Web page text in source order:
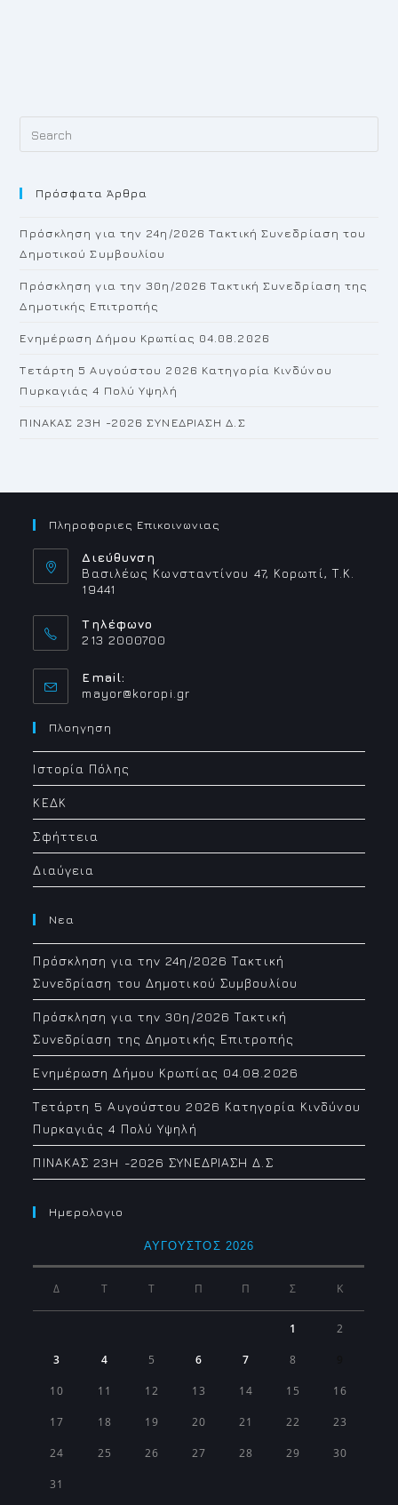
Πρόσφατα Άρθρα
Πρόσκληση για την 24η/2026 Τακτική Συνεδρίαση του
Δημοτικού Συμβουλίου
Πρόσκληση για την 30η/2026 Τακτική Συνεδρίαση της
Δημοτικής Επιτροπής
Ενημέρωση Δήμου Κρωπίας 04.08.2026
Τετάρτη 5 Αυγούστου 2026 Κατηγορία Κινδύνου
Πυρκαγιάς 4 Πολύ Υψηλή
ΠΙΝΑΚΑΣ 23H -2026 ΣΥΝΕΔΡΙΑΣΗ Δ.Σ
Πληροφοριες Επικοινωνιας
Διεύθυνση
Βασιλέως Κωνσταντίνου 47, Κορωπί, Τ.Κ.
19441
Τηλέφωνο
213 2000700
Email:
mayor@koropi.grOpens
Πλοηγηση
Ιστορία Πόλης
ΚΕΔΚ
Σφήττεια
Διαύγεια
Νεα
Πρόσκληση για την 24η/2026 Τακτική
Συνεδρίαση του Δημοτικού Συμβουλίου
Πρόσκληση για την 30η/2026 Τακτική
Συνεδρίαση της Δημοτικής Επιτροπής
Ενημέρωση Δήμου Κρωπίας 04.08.2026
Τετάρτη 5 Αυγούστου 2026 Κατηγορία Κινδύνου
Πυρκαγιάς 4 Πολύ Υψηλή
ΠΙΝΑΚΑΣ 23H -2026 ΣΥΝΕΔΡΙΑΣΗ Δ.Σ
Ημερολογιο
ΑΎΓΟΥΣΤΟΣ 2026
Δ Τ Τ Π Π Σ Κ
1 2
3 4 5 6 7 8
10 11 12 13 14 15 16
17 18 19 20 21 22 23
24 25 26 27 28 29 30
31